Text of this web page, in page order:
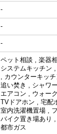
-
-
-
ペット相談 , 楽器
システムキッチン ,
, カウンターキッチ
追い焚き , シャワ
エアコン , ウォー
TVドアホン , 宅配
室内洗濯機置場 ,
バイク置き場あり
都市ガス